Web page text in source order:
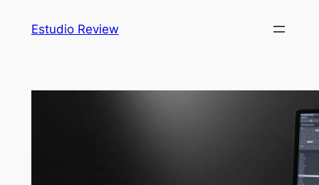
Estudio Review